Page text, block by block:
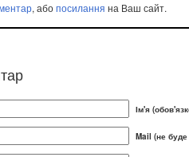
, абопосилання на Ваш сайт.
Ім'я
Mail (не буде